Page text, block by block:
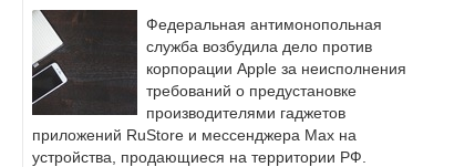
Федеральная антимонопольная
служба возбудила дело против
корпорации Apple за неисполнения
требований о предустановке
производителями гаджетов
приложений RuStore и мессенджера Max на
устройства, продающиеся на территории РФ.